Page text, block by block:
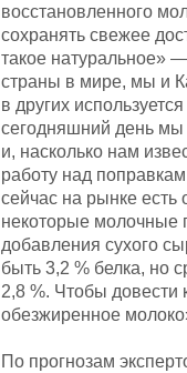
восстановленного
сохранять свежее
такое натуральное»
страны в мире, мы и
в других
сегодняшний день мы
и, насколько нам
работу над
сейчас на рынке есть
некоторые молочные
добавления сухого
быть 3,2 % белка, но
2,8 %. Чтобы довести
обезжиренное
По прогнозам